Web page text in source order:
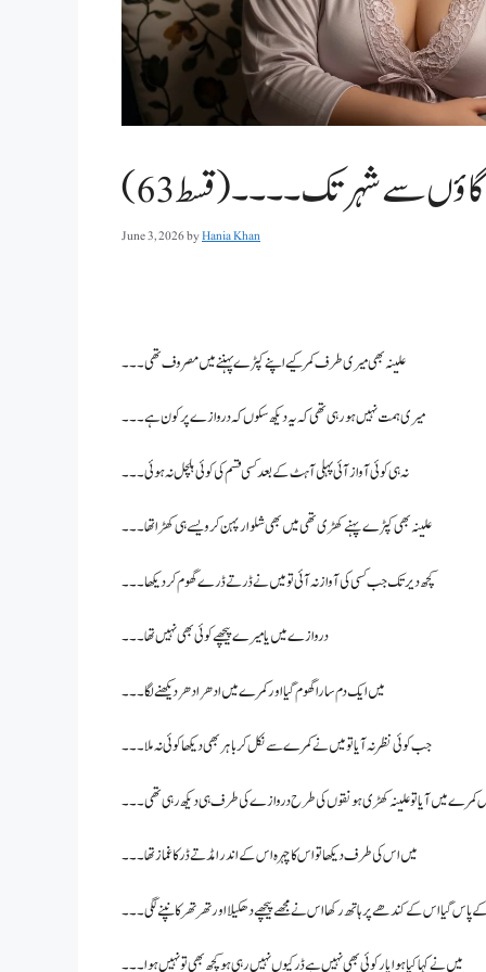
سے شہر تک ۔۔۔۔(قسط 63)
June 3, 2026byHania Khan
علینہ بھی میری طرف کمر کیے اپنے کپڑے پہننے میں مصروف تھی۔۔۔
میری ہمت نہیں ہو رہی تھی کہ یہ دیکھ سکوں کہ دروازے پر کون ہے۔۔۔
نہ ہی کوئی آواز آئی پہلی آہٹ کے بعد کسی قسم کی کوئی ہلچل نہ ہوئی۔۔۔
علینہ بھی کپڑے پہنے کھڑی تھی میں بھی شلوار پہن کر ویسے ہی کھڑا تھا۔۔۔
کچھ دیر تک جب کسی کی آواز نہ آئی تو میں نے ڈرتے ڈرے گھوم کر دیکھا۔۔۔
دروازے میں یا میرے پیچھے کوئی بھی نہیں تھا۔۔۔
میں ایک دم سارا گھوم گیا اور کمرے میں ادھر ادھر دیکھنے لگا۔۔۔
جب کوئی نظر نہ آیا تو میں نے کمرے سے نکل کر باہر بھی دیکھا کوئی نہ ملا۔۔۔
کمرے میں آیا تو علینہ کھڑی ہونقوں کی طرح دروازے کی طرف ہی دیکھ رہی تھی۔۔۔
میں اس کی طرف دیکھا تو اس کا چہرہ اس کے اندر امڈتے ڈر کا غماز تھا۔۔۔
گیا اس کے کندھے پر ہاتھ رکھا اس نے مجھے پیچھے دھکیلا اور تھر تھر کانپنے لگی۔۔۔
میں نے کہا کیا ہوا یار کوئی بھی نہیں ہے ڈر کیوں نہیں رہی ہو کچھ بھی تو نہیں ہوا۔۔۔